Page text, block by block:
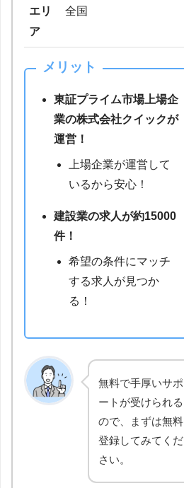
エリ
ア
全国
メリット
東証プライム市場上場企
業の株式会社クイックが
運営！
上場企業が運営して
いるから安心！
建設業の求人が約15000
件！
希望の条件にマッチ
する求人が見つか
る！
無料で手厚いサポ
ートが受けられる
ので、まずは無料
登録してみてくだ
さい。